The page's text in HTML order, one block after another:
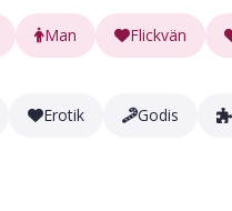
Man Flickvän
Erotik Godis